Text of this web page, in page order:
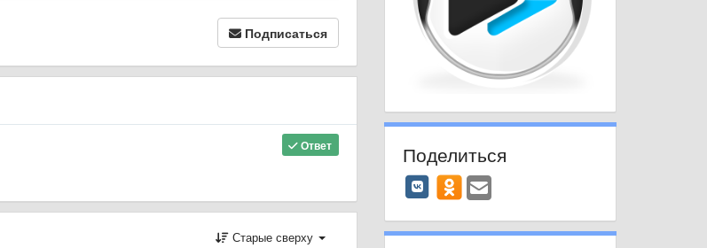
Подписаться
Ответ
Старые сверху
Поделиться